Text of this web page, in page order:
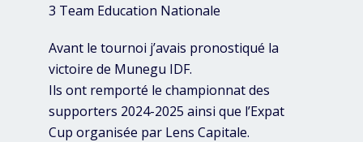
3 Team Education Nationale
Avant le tournoi j’avais pronostiqué la
victoire de Munegu IDF.
Ils ont remporté le championnat des
supporters 2024-2025 ainsi que l’Expat
Cup organisée par Lens Capitale.